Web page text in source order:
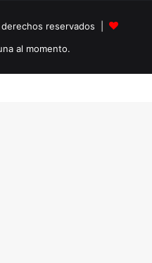
reservados |
al momento.